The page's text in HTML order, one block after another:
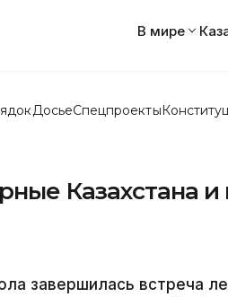
В мире
ДосьеСпецпроекты
Казахстана
завершилась встреча